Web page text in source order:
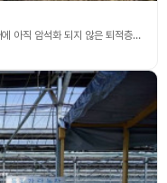
연천지역에서는 20~30m 현무암 주상절리 절벽 아래에 아직 암석화 되지 않은 퇴적층이 분포하는데, 이러한 퇴적층을 백의리층이라 부른다. 연천군 청산면 백의리 한탄강변에서 처음 발견되어 백의리층으로 불리는데, 백의리층은 주로 자갈들이 많은 역암층이 많지만 일부 모래층과 진흙층이 현무암 아래에 놓여 있기도 하다. 이러한 백의리층은 국내 내륙에서는 한탄강 일대에서만 관찰되는 매우 특이한 현상으로 지질 교육적 가치가 매우 높은 지질명소에 해당한다. 백의리층이